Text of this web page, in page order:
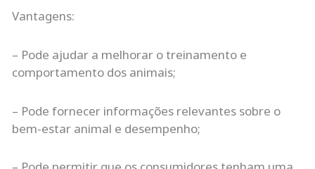
Vantagens:
– Pode ajudar a melhorar o treinamento e
comportamento dos animais;
– Pode fornecer informações relevantes sobre o
bem-estar animal e desempenho;